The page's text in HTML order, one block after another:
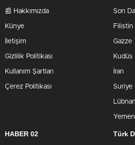
📰 Hakkımızda
Künye
İletişim
Gizlilik Politikası
Kullanım Şartları
Çerez Politikası
Son
Filistin
Gazze
Kudüs
İran
Suriye
Lübnan
Yemen
HABER 02 Türk